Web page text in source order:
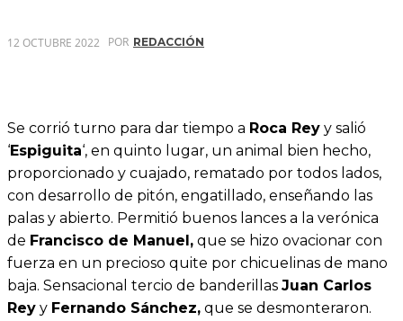
12 OCTUBRE 2022 POR REDACCIÓN
Se corrió turno para dar tiempo a Roca Rey y salió
‘Espiguita‘, en quinto lugar, un animal bien hecho,
proporcionado y cuajado, rematado por todos lados,
con desarrollo de pitón, engatillado, enseñando las
palas y abierto. Permitió buenos lances a la verónica
de Francisco de Manuel, que se hizo ovacionar con
fuerza en un precioso quite por chicuelinas de mano
baja. Sensacional tercio de banderillas Juan Carlos
Rey y Fernando Sánchez, que se desmonteraron.